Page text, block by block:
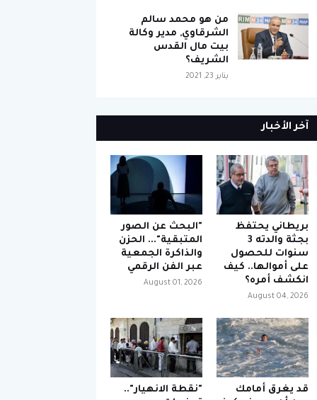
من هو محمد سالم
الشرقاوي, مدير وكالة
بيت مال القدس
الشريف؟
يناير 23, 2021
آخر الأخبار
بريطاني يحتفظ
بجثة والدته 3
سنوات للحصول
على أموالها.. كيف
انكشف أمره؟
August 04, 2026
"البحث عن الصور
المتبقية"... الحزن
والذاكرة الجمعية
عبر الفن الرقمي
August 01, 2026
قد يغرق أمامك
"نقطة الانهيار"..